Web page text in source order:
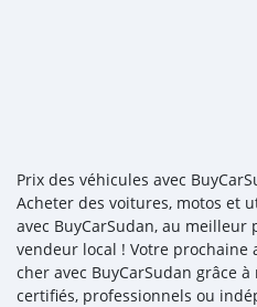
Prix des véhicules avec
Acheter des voitures, motos et
avec BuyCarSudan, au meilleur
vendeur local ! Votre
cher avec BuyCarSudan grâce
certifiés, professionnels ou